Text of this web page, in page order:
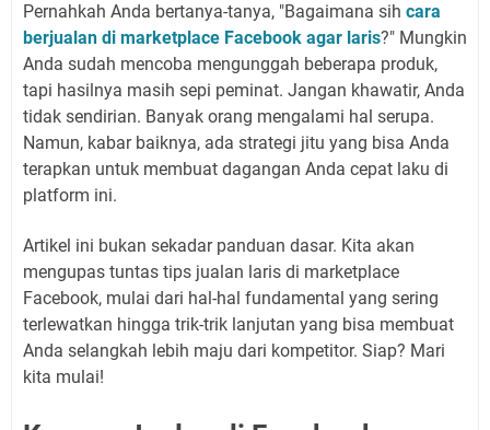
Pernahkah Anda bertanya-tanya, "Bagaimana sih cara
berjualan di marketplace Facebook agar laris?" Mungkin
Anda sudah mencoba mengunggah beberapa produk,
tapi hasilnya masih sepi peminat. Jangan khawatir, Anda
tidak sendirian. Banyak orang mengalami hal serupa.
Namun, kabar baiknya, ada strategi jitu yang bisa Anda
terapkan untuk membuat dagangan Anda cepat laku di
platform ini.
Artikel ini bukan sekadar panduan dasar. Kita akan
mengupas tuntas tips jualan laris di marketplace
Facebook, mulai dari hal-hal fundamental yang sering
terlewatkan hingga trik-trik lanjutan yang bisa membuat
Anda selangkah lebih maju dari kompetitor. Siap? Mari
kita mulai!